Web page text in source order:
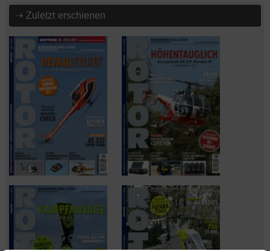
⇢ Zuletzt erschienen